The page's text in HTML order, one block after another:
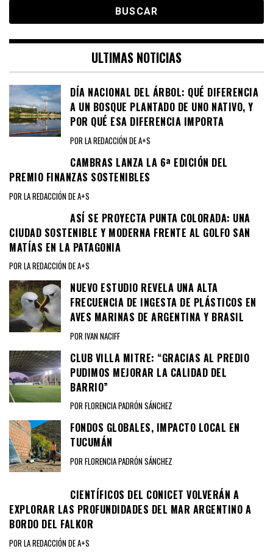
ULTIMAS NOTICIAS
DÍA NACIONAL DEL ÁRBOL: QUÉ DIFERENCIA
A UN BOSQUE PLANTADO DE UNO NATIVO, Y
POR QUÉ ESA DIFERENCIA IMPORTA
POR LA REDACCIÓN DE A+S
CAMBRAS LANZA LA 6ª EDICIÓN DEL
PREMIO FINANZAS SOSTENIBLES
POR LA REDACCIÓN DE A+S
ASÍ SE PROYECTA PUNTA COLORADA: UNA
CIUDAD SOSTENIBLE Y MODERNA FRENTE AL GOLFO SAN
MATÍAS EN LA PATAGONIA
POR LA REDACCIÓN DE A+S
NUEVO ESTUDIO REVELA UNA ALTA
FRECUENCIA DE INGESTA DE PLÁSTICOS EN
AVES MARINAS DE ARGENTINA Y BRASIL
POR IVAN NACIFF
CLUB VILLA MITRE: “GRACIAS AL PREDIO
PUDIMOS MEJORAR LA CALIDAD DEL
BARRIO”
POR FLORENCIA PADRÓN SÁNCHEZ
FONDOS GLOBALES, IMPACTO LOCAL EN
TUCUMÁN
POR FLORENCIA PADRÓN SÁNCHEZ
CIENTÍFICOS DEL CONICET VOLVERÁN A
EXPLORAR LAS PROFUNDIDADES DEL MAR ARGENTINO A
BORDO DEL FALKOR
POR LA REDACCIÓN DE A+S